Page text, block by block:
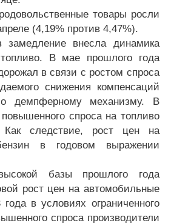
товары росли
(4,19% против 4,47%).
замедление внесла динамика
В мае прошлого года
в связи с ростом спроса
снижения компенсаций
демпферному механизму. В
спроса на топливо
Как следствие, рост цен на
в годовом выражении
базы прошлого года
рост цен на автомобильные
в условиях ограниченного
спроса производители